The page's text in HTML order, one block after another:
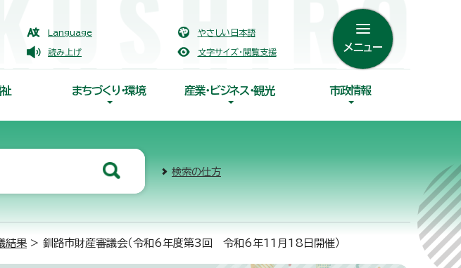
Language やさしい日本語
読み上げ 文字サイズ・閲覧支援 メニュー
祉 まちづくり・環境 産業・ビジネス・観光 市政情報
検索の仕方
結果 > 釧路市財産審議会（令和6年度第3回 令和6年11月18日開催）